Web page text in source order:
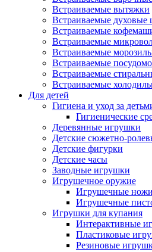
Встраиваемые вытяжки
Встраиваемые
Встраиваемые
Встраиваемые
Встраиваемые
Встраиваемые
Встраиваемые
Встраиваемые
Для детей
Гигиена и уход за
Гигиенические
Деревянные игрушки
Детские сюжетно-
Детские фигурки
Детские часы
Заводные игрушки
Игрушечное оружие
Игрушечные
Игрушечные
Игрушки для купания
Интерактивные
Пластиковые
Резиновые